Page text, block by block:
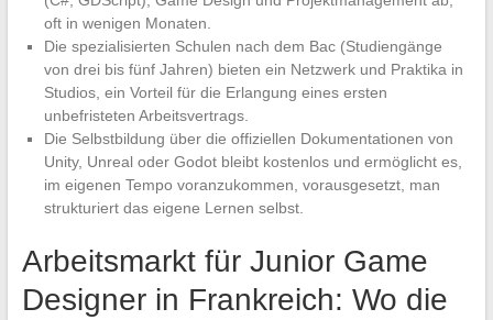
oft in wenigen Monaten.
Die spezialisierten Schulen nach dem Bac (Studiengänge
von drei bis fünf Jahren) bieten ein Netzwerk und Praktika in
Studios, ein Vorteil für die Erlangung eines ersten
unbefristeten Arbeitsvertrags.
Die Selbstbildung über die offiziellen Dokumentationen von
Unity, Unreal oder Godot bleibt kostenlos und ermöglicht es,
im eigenen Tempo voranzukommen, vorausgesetzt, man
strukturiert das eigene Lernen selbst.
Arbeitsmarkt für Junior Game
Designer in Frankreich: Wo die